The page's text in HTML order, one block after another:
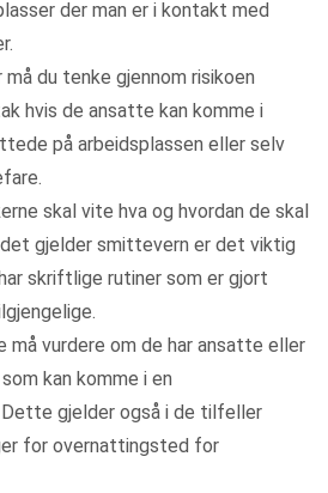
der man er i kontakt med
du tenke gjennom risikoen
hvis de ansatte kan komme i
på arbeidsplassen eller selv
skal vite hva og hvordan de skal
gjelder smittevern er det viktig
skriftlige rutiner som er gjort
må vurdere om de har ansatte eller
kan komme i en
gjelder også i de tilfeller
for overnattingsted for